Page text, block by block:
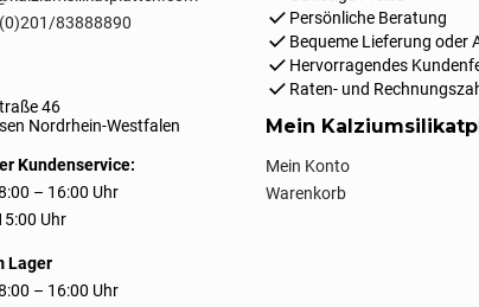
83888890
46
Nordrhein-Westfalen
Kundenservice:
– 16:00 Uhr
Uhr
Lager
– 16:00 Uhr
Persönliche Beratung
Bequeme Lieferung oder
Hervorragendes
Raten- und
Mein
Mein Konto
Warenkorb